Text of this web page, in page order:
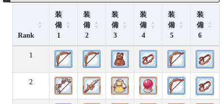
Rank
装
備
1
装
備
2
装
備
3
装
備
4
装
備
5
装
備
6
1
2